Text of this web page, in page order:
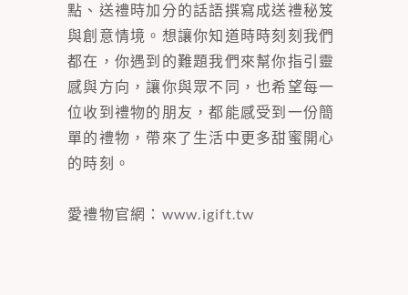
點、送禮時加分的話語撰寫成送禮秘笈
與創意情境。想讓你知道時時刻刻我們
都在，你遇到的難題我們來幫你指引靈
感與方向，讓你與眾不同，也希望每一
位收到禮物的朋友，都能感受到一份簡
單的禮物，帶來了生活中更多甜蜜開心
的時刻。
愛禮物官網： www.igift.tw